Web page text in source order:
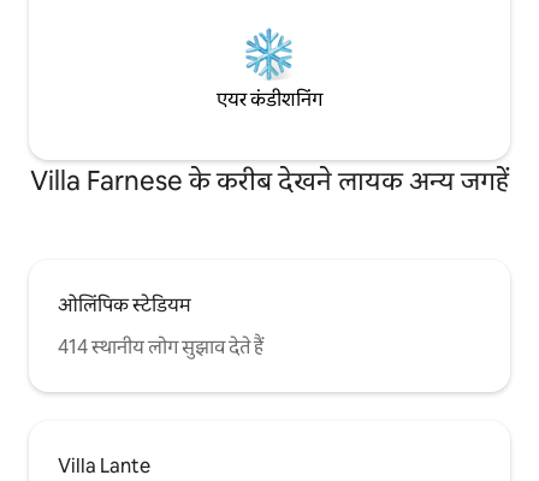
एयर कंडीशनिंग
Villa Farnese के करीब देखने लायक अन्य जगहें
ओलिंपिक स्टेडियम
414 स्थानीय लोग सुझाव देते हैं
Villa Lante